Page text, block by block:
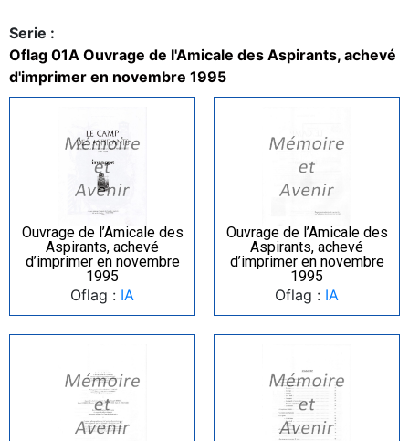
Serie :
Oflag 01A Ouvrage de l'Amicale des Aspirants, achevé
d'imprimer en novembre 1995
Ouvrage de l’Amicale des
Aspirants, achevé
d’imprimer en novembre
1995
Oflag : IA
Ouvrage de l’Amicale des
Aspirants, achevé
d’imprimer en novembre
1995
Oflag : IA